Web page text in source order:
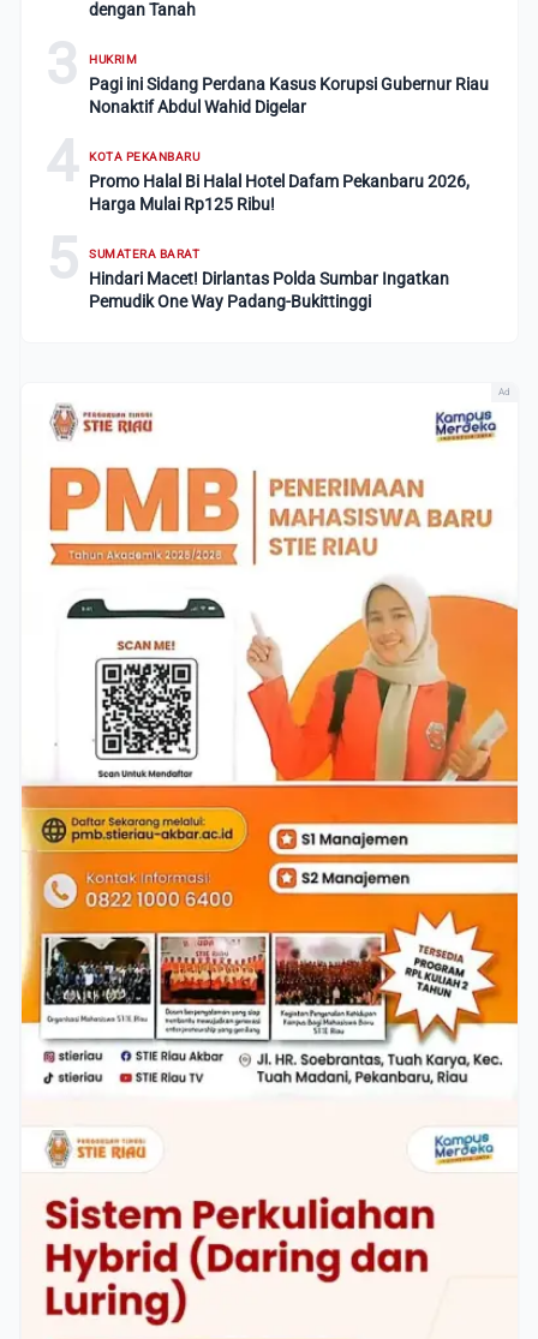
dengan Tanah
3 HUKRIM
Pagi ini Sidang Perdana Kasus Korupsi Gubernur Riau
Nonaktif Abdul Wahid Digelar
4 KOTA PEKANBARU
Promo Halal Bi Halal Hotel Dafam Pekanbaru 2026,
Harga Mulai Rp125 Ribu!
5 SUMATERA BARAT
Hindari Macet! Dirlantas Polda Sumbar Ingatkan
Pemudik One Way Padang-Bukittinggi
Ad